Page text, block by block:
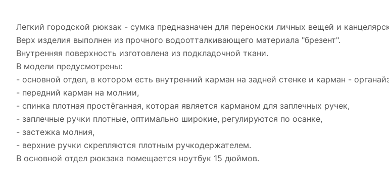
Легкий городской рюкзак - сумка предназначен для переноски личных вещей и
Верх изделия выполнен из прочного водоотталкивающего материала "брезент".
Внутренняя поверхность изготовлена из подкладочной ткани.
В модели предусмотрены:
- основной отдел, в котором есть внутренний карман на задней стенке и карман -
- передний карман на молнии,
- спинка плотная простёганная, которая является карманом для заплечных ручек,
- заплечные ручки плотные, оптимально широкие, регулируются по осанке,
- застежка молния,
- верхние ручки скрепляются плотным ручкодержателем.
В основной отдел рюкзака помещается ноутбук 15 дюймов.